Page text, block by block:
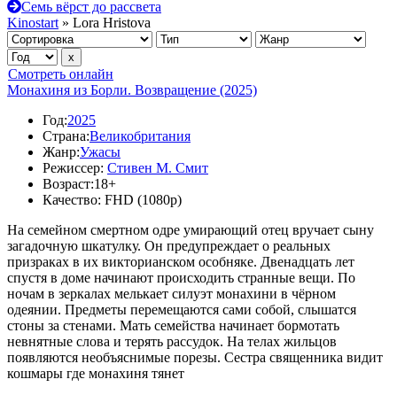
Семь вёрст до рассвета
Kinostart » Lora Hristova
Смотреть онлайн
Монахиня из Борли. Возвращение (2025)
Год:2025
Страна:Великобритания
Жанр:Ужасы
Режиссер: Стивен М. Смит
Возраст:18+
Качество: FHD (1080p)
На семейном смертном одре умирающий отец вручает сыну
загадочную шкатулку. Он предупреждает о реальных
призраках в их викторианском особняке. Двенадцать лет
спустя в доме начинают происходить странные вещи. По
ночам в зеркалах мелькает силуэт монахини в чёрном
одеянии. Предметы перемещаются сами собой, слышатся
стоны за стенами. Мать семейства начинает бормотать
невнятные слова и терять рассудок. На телах жильцов
появляются необъяснимые порезы. Сестра священника видит
кошмары где монахиня тянет